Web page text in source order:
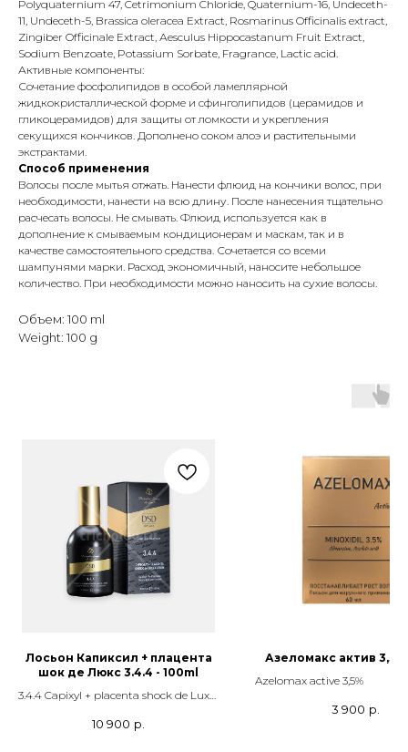
Polyquaternium 47, Cetrimonium Chloride, Quaternium-16, Undeceth-
11, Undeceth-5, Brassica oleracea Еxtract, Rosmarinus Officinalis extract,
Zingiber Officinale Extract, Аesculus Hippocastanum Fruit Extract,
Sodium Benzoate, Potassium Sorbate, Fragrance, Lactic acid.
Активные компоненты:
Сочетание фосфолипидов в особой ламеллярной
жидкокристаллической форме и сфинголипидов (церамидов и
гликоцерамидов) для защиты от ломкости и укрепления
секущихся кончиков. Дополнено соком алоэ и растительными
экстрактами.
Способ применения
Волосы после мытья отжать. Нанести флюид на кончики волос, при
необходимости, нанести на всю длину. После нанесения тщательно
расчесать волосы. Не смывать. Флюид используется как в
дополнение к смываемым кондиционерам и маскам, так и в
качестве самостоятельного средства. Сочетается со всеми
шампунями марки. Расход экономичный, наносите небольшое
количество. При необходимости можно наносить на сухие волосы.
Объем: 100 ml
Weight: 100 g
Лосьон Капиксил + плацента
шок де Люкс 3.4.4 - 100ml
3.4.4 Capixyl + placenta shock de Luxe
10 900 р.
Азеломакс актив
Azelomax active 3,5%
3 900 р.